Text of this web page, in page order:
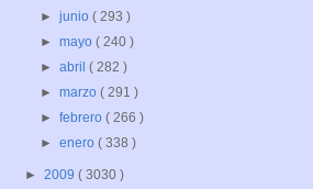
►junio( 293 )
►mayo( 240 )
►abril( 282 )
►marzo( 291 )
►febrero( 266 )
►enero( 338 )
► 2009 ( 3030 )